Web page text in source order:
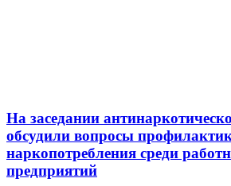
На заседании
обсудили вопросы
наркопотребления среди
предприятий